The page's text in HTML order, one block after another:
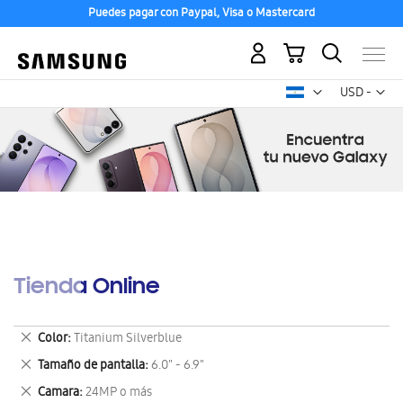
Puedes pagar con Paypal, Visa o Mastercard
USD -
dólar
Mi carrito
Tienda Online
Color Titanium Silverblue
Eliminar
este
artículo
Tamaño de pantalla 6.0" - 6.9"
Eliminar
este
Camara 24MP o más
Eliminar